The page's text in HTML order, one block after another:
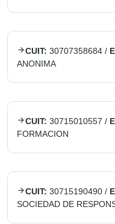
CUIT: 30707358684 /
ANONIMA
CUIT: 30715010557 /
FORMACION
CUIT: 30715190490 /
SOCIEDAD DE